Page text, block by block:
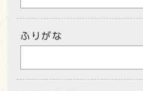
ふりがな